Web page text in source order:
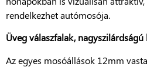
rendelkezhet autómosója.
Üveg válaszfalak,
Az egyes mosóállások 12mm